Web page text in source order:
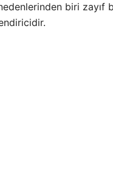
biri zayıf